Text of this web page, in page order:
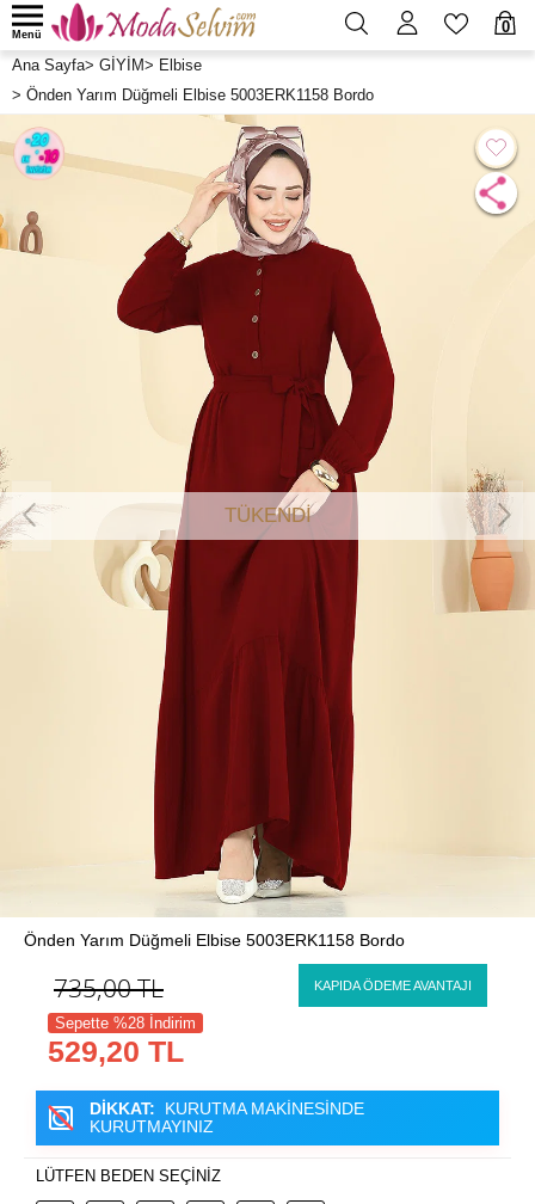
0
Menü
Ana Sayfa> GİYİM> Elbise
> Önden Yarım Düğmeli Elbise 5003ERK1158 Bordo
TÜKENDİ
Önden Yarım Düğmeli Elbise 5003ERK1158 Bordo
735,00TL KAPIDA ÖDEME AVANTAJI
Sepette %28 İndirim
529,20 TL
DİKKAT:
KURUTMA MAKİNESİNDE
KURUTMAYINIZ
LÜTFEN BEDEN SEÇİNİZ